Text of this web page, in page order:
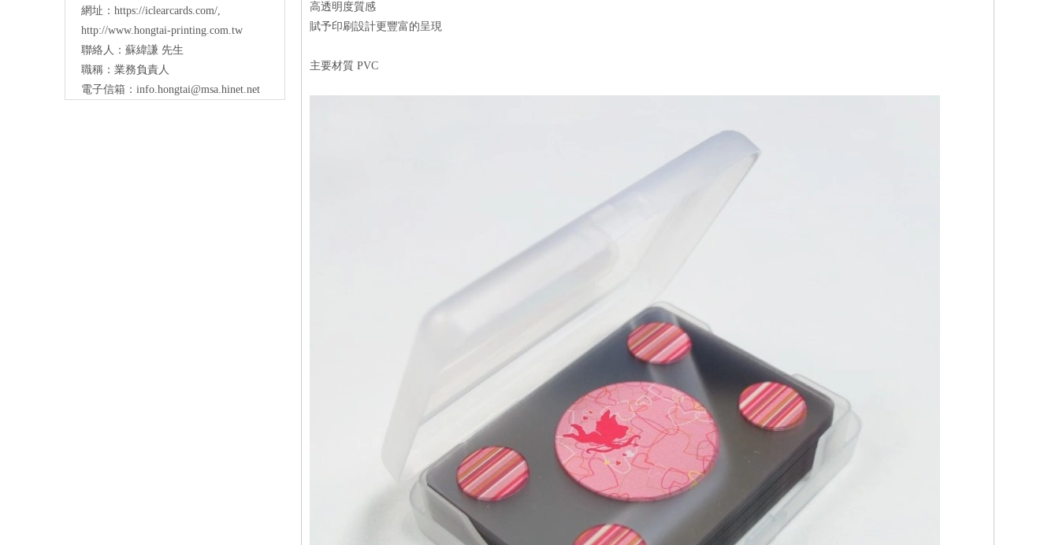
網址： https://iclearcards.com/,
http://www.hongtai-printing.com.tw
聯絡人：蘇緯謙 先生
職稱：業務負責人
電子信箱： info.hongtai@msa.hinet.net
高透明度質感
賦予印刷設計更豐富的呈現
主要材質 PVC